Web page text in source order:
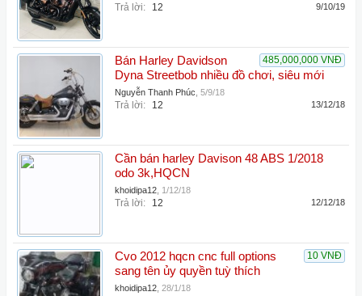
Trả lời: 12 9/10/19
485,000,000 VNĐ
Bán Harley Davidson
Dyna Streetbob nhiều đồ chơi, siêu mới
Nguyễn Thanh Phúc 5/9/18
Trả lời: 12 13/12/18
Cần bán harley Davison 48 ABS 1/2018
odo 3k,HQCN
khoidipa12 1/12/18
Trả lời: 12 12/12/18
10 VNĐ
Cvo 2012 hqcn cnc full options
sang tên ủy quyền tuỳ thích
khoidipa12 28/1/18